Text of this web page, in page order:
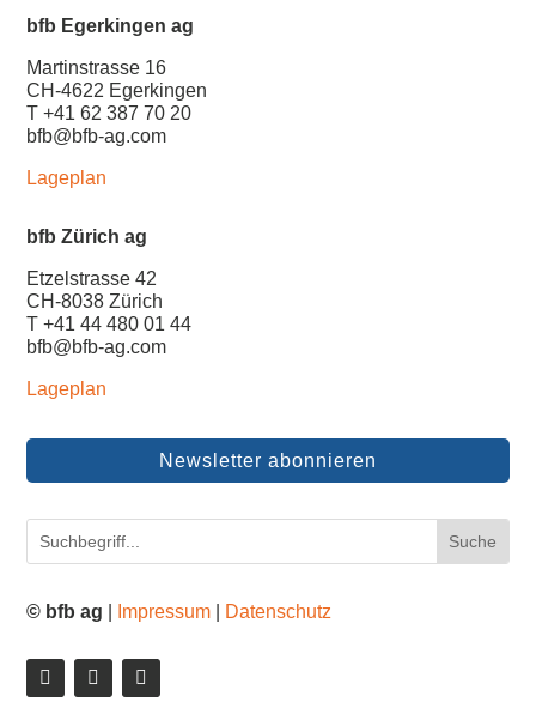
bfb Egerkingen ag
Martinstrasse 16
CH-4622 Egerkingen
T +41 62 387 70 20
bfb@bfb-ag.com
Lageplan
bfb Zürich ag
Etzelstrasse 42
CH-8038 Zürich
T +41 44 480 01 44
bfb@bfb-ag.com
Lageplan
Newsletter abonnieren
© bfb ag Impressum Datenschutz